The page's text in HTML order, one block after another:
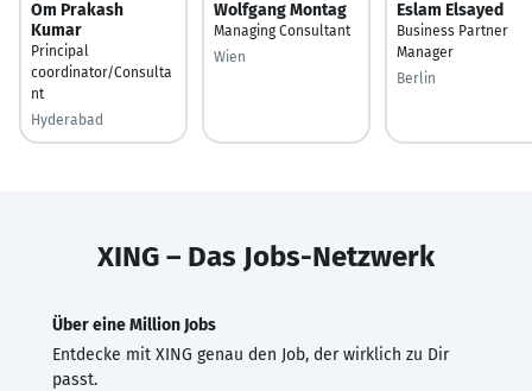
Om Prakash
Kumar
Principal
coordinator/Consulta
nt
Hyderabad
Wolfgang Montag
Managing Consultant
Wien
Eslam Elsayed
Business Partner
Manager
Berlin
XING – Das Jobs-Netzwerk
Über eine Million Jobs
Entdecke mit XING genau den Job, der wirklich zu Dir
passt.